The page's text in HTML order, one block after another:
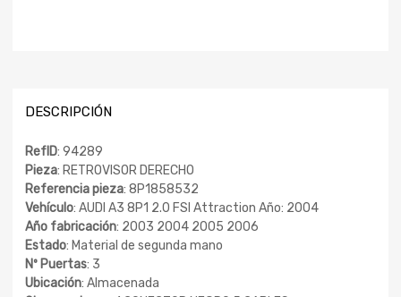
DESCRIPCIÓN
RefID: 94289
Pieza: RETROVISOR DERECHO
Referencia pieza: 8P1858532
Vehículo: AUDI A3 8P1 2.0 FSI Attraction Año: 2004
Año fabricación: 2003 2004 2005 2006
Estado: Material de segunda mano
Nº Puertas: 3
Ubicación: Almacenada